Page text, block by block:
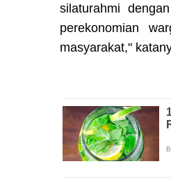
silaturahmi
perekonomian
masyarakat,"